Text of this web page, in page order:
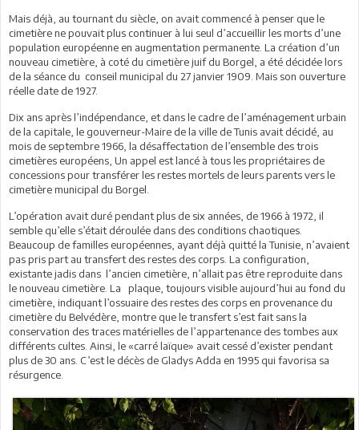
Mais déjà, au tournant du siècle, on avait commencé à penser que le
cimetière ne pouvait plus continuer à lui seul d’accueillir les morts d’une
population européenne en augmentation permanente. La création d’un
nouveau cimetière, à coté du cimetière juif du Borgel, a été décidée lors
de la séance du conseil municipal du 27 janvier 1909. Mais son ouverture
réelle date de 1927.
Dix ans après l’indépendance, et dans le cadre de l’aménagement urbain
de la capitale, le gouverneur-Maire de la ville de Tunis avait décidé, au
mois de septembre 1966, la désaffectation de l’ensemble des trois
cimetières européens, Un appel est lancé à tous les propriétaires de
concessions pour transférer les restes mortels de leurs parents vers le
cimetière municipal du Borgel.
L’opération avait duré pendant plus de six années, de 1966 à 1972, il
semble qu’elle s’était déroulée dans des conditions chaotiques.
Beaucoup de familles européennes, ayant déjà quitté la Tunisie, n’avaient
pas pris part au transfert des restes des corps. La configuration,
existante jadis dans l’ancien cimetière, n’allait pas être reproduite dans
le nouveau cimetière. La plaque, toujours visible aujourd’hui au fond du
cimetière, indiquant l’ossuaire des restes des corps en provenance du
cimetière du Belvédère, montre que le transfert s’est fait sans la
conservation des traces matérielles de l’appartenance des tombes aux
différents cultes. Ainsi, le «carré laïque» avait cessé d’exister pendant
plus de 30 ans. C’est le décès de Gladys Adda en 1995 qui favorisa sa
résurgence.